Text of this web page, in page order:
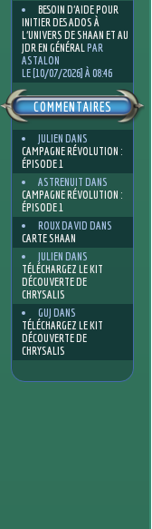
BESOIN D’AIDE POUR
INITIER DES ADOS À
L’UNIVERS DE SHAAN ET AU
JDR EN GÉNÉRALPAR
ASTALON
LE [10/07/2026] À 08:46
COMMENTAIRES
JULIEN DANS
CAMPAGNE RÉVOLUTION :
ÉPISODE 1
ASTRENUIT DANS
CAMPAGNE RÉVOLUTION :
ÉPISODE 1
ROUX DAVID DANS
CARTE SHAAN
JULIEN DANS
TÉLÉCHARGEZ LE KIT
DÉCOUVERTE DE
CHRYSALIS
GUJ DANS
TÉLÉCHARGEZ LE KIT
DÉCOUVERTE DE
CHRYSALIS